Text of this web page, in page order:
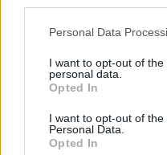
Please note that this
not limited to your visit or
grant or deny consent to
use your data for below
consent section.
Personal Data
I want to opt-out of
personal data.
Opted In
I want to opt-out of the
Personal Data.
Opted In
Mare Marrone a